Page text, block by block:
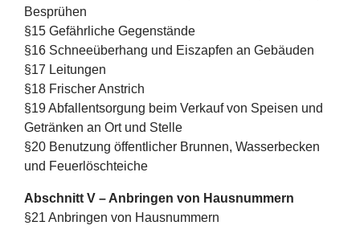
Besprühen
§15 Gefährliche Gegenstände
§16 Schneeüberhang und Eiszapfen an Gebäuden
§17 Leitungen
§18 Frischer Anstrich
§19 Abfallentsorgung beim Verkauf von Speisen und
Getränken an Ort und Stelle
§20 Benutzung öffentlicher Brunnen, Wasserbecken
und Feuerlöschteiche
Abschnitt V – Anbringen von Hausnummern
§21 Anbringen von Hausnummern